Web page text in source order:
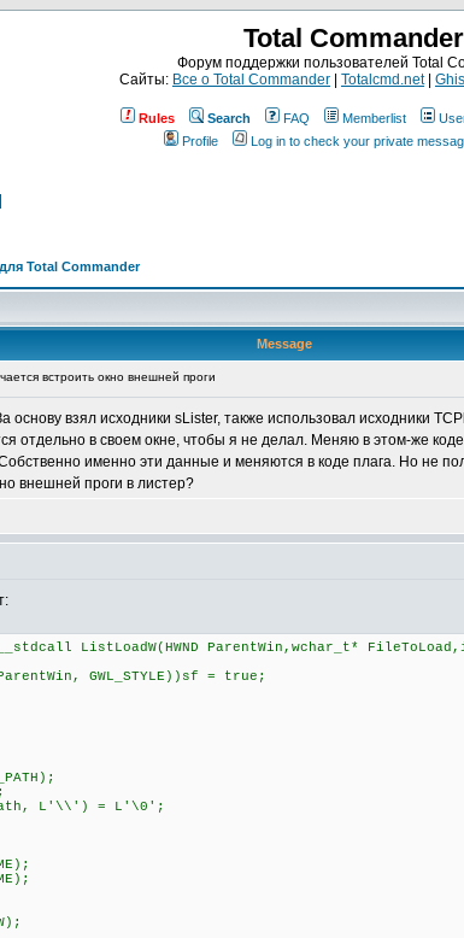
Total Commander
Форум поддержки пользователей Total
Сайты: Все о Total Commander Totalcmd.net|
Rules Search FAQ Memberlist
Profile
Log in to check your private
Total Commander
Message
встроить окно внешней проги
взял исходники sLister, также использовал исходники
отдельно в своем окне, чтобы я не делал. Меняю в этом-же
именно эти данные и меняются в коде плага. Но не
внешней проги в листер?
ListLoadW(HWND ParentWin,wchar_t*
GWL_STYLE))sf = true;
L'\\') = L'\0';